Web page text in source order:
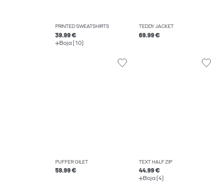
PRINTED SWEATSHIRTS
39.99 €
Boja (10)
TEDDY JACKET
69.99 €
PUFFER GILET
59.99 €
TEXT HALF ZIP
44.99 €
Boja (4)